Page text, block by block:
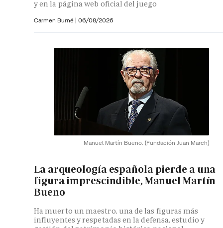
y en la página web oficial del juego
Carmen Burné | 06/08/2026
Manuel Martín Bueno. (Fundación Juan March)
La arqueología española pierde a una
figura imprescindible, Manuel Martín
Bueno
Ha muerto un maestro, una de las figuras más
influyentes y respetadas en la defensa, estudio y